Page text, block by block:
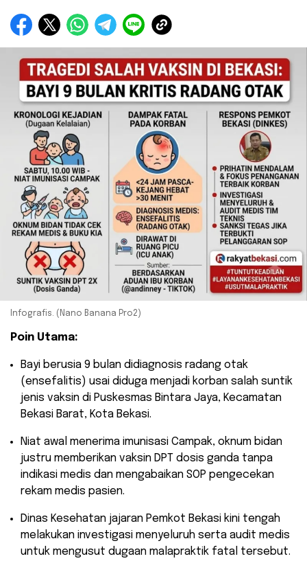
Infografis. (Nano Banana Pro2)
Poin Utama:
​Bayi berusia 9 bulan didiagnosis radang otak
(ensefalitis) usai diduga menjadi korban salah suntik
jenis vaksin di Puskesmas Bintara Jaya, Kecamatan
Bekasi Barat, Kota Bekasi.
​Niat awal menerima imunisasi Campak, oknum bidan
justru memberikan vaksin DPT dosis ganda tanpa
indikasi medis dan mengabaikan SOP pengecekan
rekam medis pasien.
​Dinas Kesehatan jajaran Pemkot Bekasi kini tengah
melakukan investigasi menyeluruh serta audit medis
untuk mengusut dugaan malapraktik fatal tersebut.